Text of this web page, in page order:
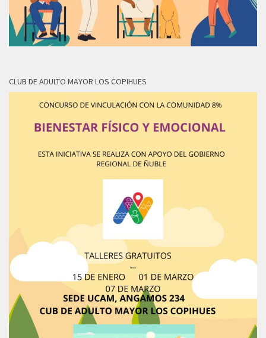
CLUB DE ADULTO MAYOR LOS COPIHUES